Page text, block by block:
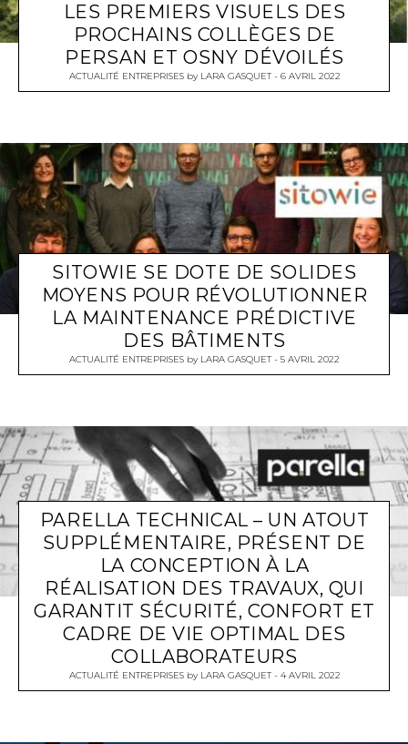
LES PREMIERS VISUELS DES
PROCHAINS COLLÈGES DE
PERSAN ET OSNY DÉVOILÉS
ACTUALITÉ ENTREPRISESby LARA GASQUET 6 AVRIL 2022
SITOWIE SE DOTE DE SOLIDES
MOYENS POUR RÉVOLUTIONNER
LA MAINTENANCE PRÉDICTIVE
DES BÂTIMENTS
ACTUALITÉ ENTREPRISES by LARA GASQUET 5 AVRIL 2022
PARELLA TECHNICAL – UN ATOUT
SUPPLÉMENTAIRE, PRÉSENT DE
LA CONCEPTION À LA
RÉALISATION DES TRAVAUX, QUI
GARANTIT SÉCURITÉ, CONFORT ET
CADRE DE VIE OPTIMAL DES
COLLABORATEURS
ACTUALITÉ ENTREPRISESby LARA GASQUET 4 AVRIL 2022